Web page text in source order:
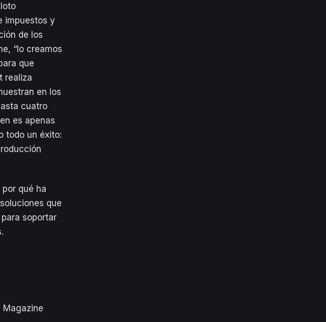
impuestos y
de los
“lo creamos
que
realiza
en los
cuatro
es apenas
todo un éxito:
qué ha
que
soportar
Magazine